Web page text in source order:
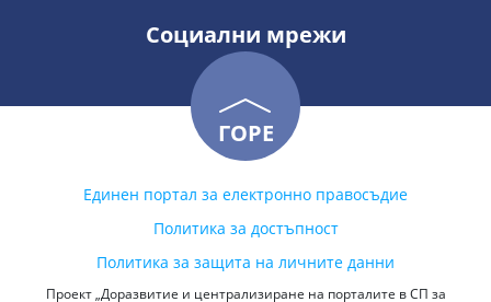
Социални мрежи
ГОРЕ
Единен портал за електронно правосъдие
Политика за достъпност
Политика за защита на личните данни
Проект „Доразвитие и централизиране на порталите в СП за